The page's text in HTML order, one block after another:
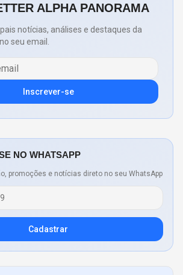
ALPHA PANORAMA
notícias, análises e destaques da
seu email.
Inscrever-se
NO WHATSAPP
promoções e notícias direto no seu WhatsApp
Cadastrar